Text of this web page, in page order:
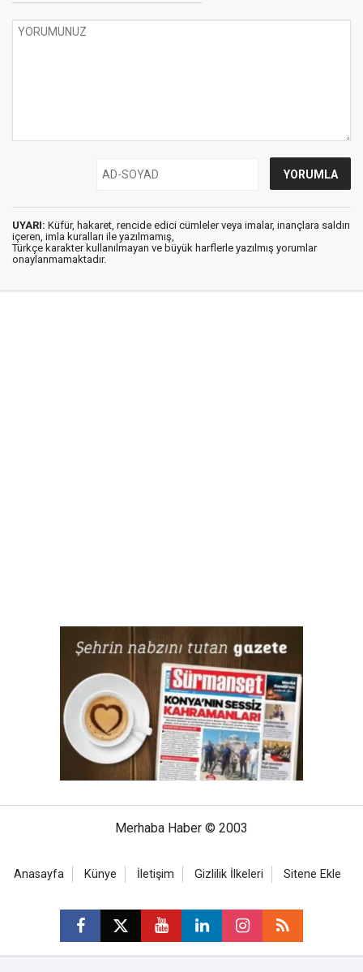
UYARI: Küfür, hakaret, rencide edici cümleler veya imalar, inançlara saldırı
içeren, imla kuralları ile yazılmamış,
Türkçe karakter kullanılmayan ve büyük harflerle yazılmış yorumlar
onaylanmamaktadır.
Merhaba Haber © 2003
Anasayfa Künye İletişim Gizlilik İlkeleri Sitene Ekle